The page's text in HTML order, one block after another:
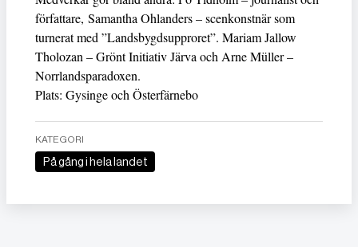
författare, Samantha Ohlanders – scenkonstnär som
turnerat med ”Landsbygdsupproret”. Mariam Jallow
Tholozan – Grönt Initiativ Järva och Arne Müller –
Norrlandsparadoxen.
Plats: Gysinge och Österfärnebo
KATEGORI
På gång i hela landet